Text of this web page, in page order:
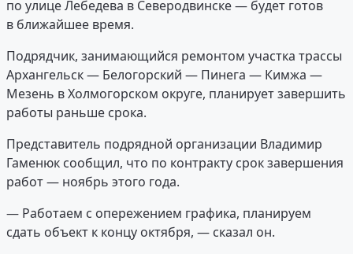
по улице Лебедева в Северодвинске — будет готов
в ближайшее время.
Подрядчик, занимающийся ремонтом участка трассы
Архангельск — Белогорский — Пинега — Кимжа —
Мезень в Холмогорском округе, планирует завершить
работы раньше срока.
Представитель подрядной организации Владимир
Гаменюк сообщил, что по контракту срок завершения
работ — ноябрь этого года.
— Работаем с опережением графика, планируем
сдать объект к концу октября, — сказал он.